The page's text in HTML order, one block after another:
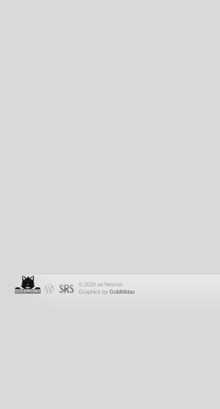
© 2026 un Neuron
Graphics by GoldMidas